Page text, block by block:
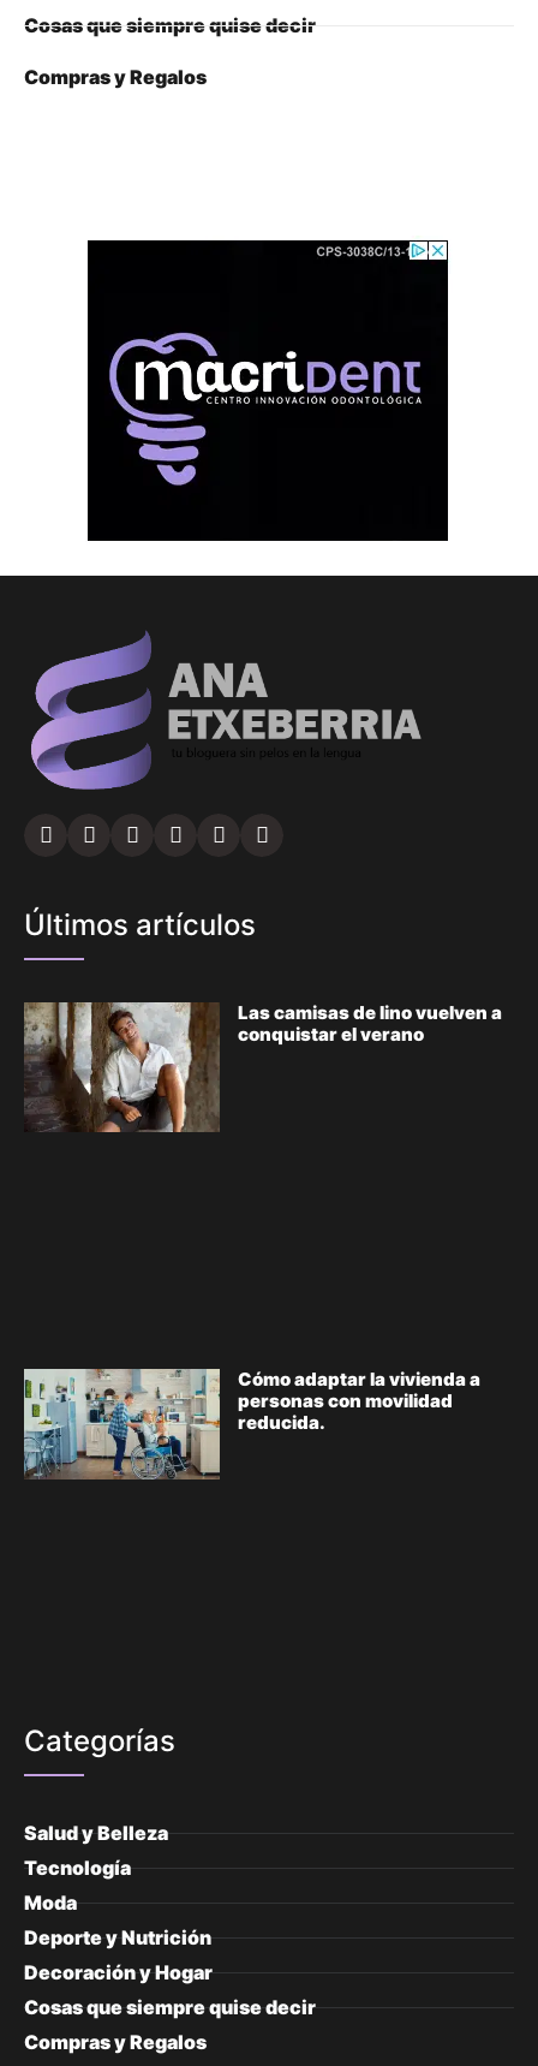
Cosas que siempre quise decir
Compras y Regalos
Últimos artículos
Las camisas de lino vuelven a
conquistar el verano
Cómo adaptar la vivienda a
personas con movilidad
reducida.
Categorías
Salud y Belleza
Tecnología
Moda
Deporte y Nutrición
Decoración y Hogar
Cosas que siempre quise decir
Compras y Regalos